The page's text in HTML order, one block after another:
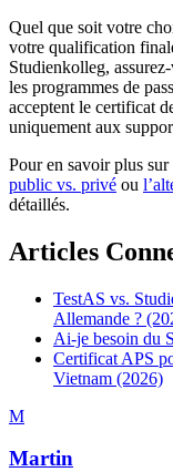
Quel que soit votre
votre qualification
Studienkolleg,
les programmes de
acceptent le certificat
uniquement aux
Pour en savoir plus sur
public vs. privé ou
détaillés.
Articles
TestAS vs.
Allemande ?
Ai-je besoin du
Certificat APS
Vietnam (2026)
M
Martin